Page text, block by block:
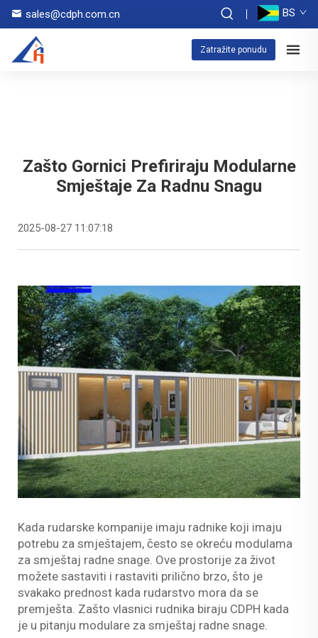
sales@cdph.com.cn BS
Zatražite ponudu
Zašto Gornici Prefiriraju Modularne
Smještaje Za Radnu Snagu
2025-08-27 11:07:18
Kada rudarske kompanije imaju radnike koji imaju
potrebu za smještajem, često se okreću modulama
za smještaj radne snage. Ove prostorije za život
možete sastaviti i rastaviti prilično brzo, što je
svakako prednost kada rudarstvo mora da se
premješta. Zašto vlasnici rudnika biraju CDPH kada
je u pitanju modulare za smještaj radne snage.